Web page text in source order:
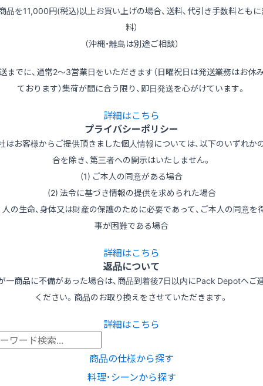
品を11,000円(税込)以上お買い上げの場合、送料、代引き手数料とも
料）
（沖縄・離島は別途ご相談）
までに、通常2～3営業日をいただきます（日曜祝日は発送業務はお休
ております）集荷が間に合う限り、即日発送を心がけています。
詳細はこちら
プライバシーポリシー
はお客様からご提供頂きました個人情報については、以下のいずれか
合を除き、第三者への開示はいたしません。
(1) ご本人の同意がある場合
(2) 法令に基づき情報の提供を求められた場合
の生命、身体又は財産の保護のために必要であって、ご本人の同意を
事が困難である場合
詳細はこちら
返品について
一商品に不備があった場合は、商品到着後7日以内にPack Depotへご
ください。商品のお取り換えをさせていただきます。
詳細はこちら
商品の仕様から探す
料理･シーンから探す